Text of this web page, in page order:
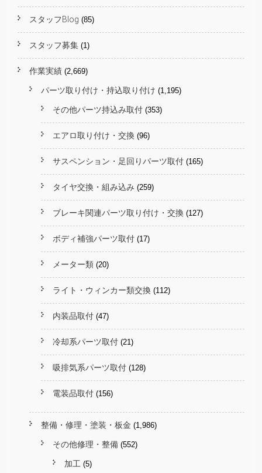
スタッフBlog (85)
スタッフ募集 (1)
作業実績 (2,669)
パーツ取り付け・持込取り付け (1,195)
その他パーツ持込み取付 (353)
エアロ取り付け・交換 (96)
サスペンション・足回りパーツ取付 (165)
タイヤ交換・組み込み (259)
ブレーキ関連パーツ取り付け・交換 (127)
ボディ補強パーツ取付 (17)
メーター類 (20)
ライト・ウィンカー類交換 (112)
内装品取付 (47)
冷却系パーツ取付 (21)
吸排気系パーツ取付 (128)
電装品取付 (156)
整備・修理・塗装・板金 (1,986)
その他修理・整備 (552)
加工 (5)